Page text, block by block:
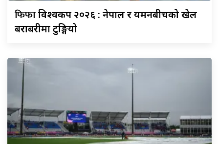
फिफाविश्वकप २०२६ : नेपाल र यमनबीचको खेल
बराबरीमा टुङ्गियो